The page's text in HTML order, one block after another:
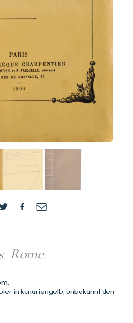
Rome.
in kanariengelb, unbekannt den